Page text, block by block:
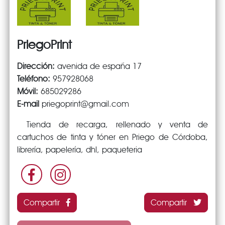
PriegoPrint
Dirección: avenida de españa 17
Teléfono: 957928068
Móvil: 685029286
E-mail priegoprint@gmail.com
Tienda de recarga, rellenado y venta de
cartuchos de tinta y tóner en Priego de Córdoba,
librería, papelería, dhl, paqueteria
Compartir Compartir